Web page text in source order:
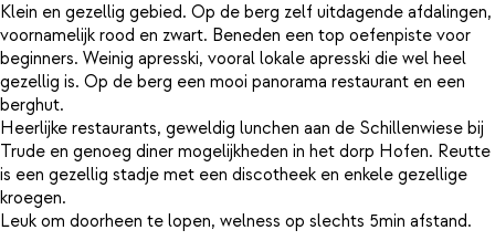
Klein en gezellig gebied. Op de berg zelf uitdagende afdalingen,
voornamelijk rood en zwart. Beneden een top oefenpiste voor
beginners. Weinig apresski, vooral lokale apresski die wel heel
gezellig is. Op de berg een mooi panorama restaurant en een
berghut.
Heerlijke restaurants, geweldig lunchen aan de Schillenwiese bij
Trude en genoeg diner mogelijkheden in het dorp Hofen. Reutte
is een gezellig stadje met een discotheek en enkele gezellige
kroegen.